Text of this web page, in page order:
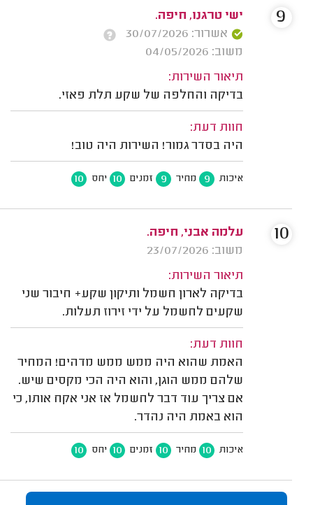
ישי טרגנו, חיפה.
אשרור: 30/07/2026
משוב: 04/05/2026
תיאור השירות:
בדיקה והחלפה של שקע תלת פאזי.
חוות דעת:
היה בסדר גמור! השירות היה טוב!
איכות 9 מחיר 9 זמנים 10 יחס 10
9
עלמה אבני, חיפה.
משוב: 23/07/2026
תיאור השירות:
בדיקה לארון חשמל ותיקון שקע+ חיבור שני
שקעים לחשמל על ידי זירוז תעלות.
חוות דעת:
האמת שהוא היה ממש ממש מדהים! המחיר
שלהם ממש הוגן, והוא היה הכי מקסים שיש.
אם צריך עוד דבר לחשמל אז אני אקח אותו, כי
הוא באמת היה נהדר.
איכות 10 מחיר 10 זמנים 10 יחס 10
10